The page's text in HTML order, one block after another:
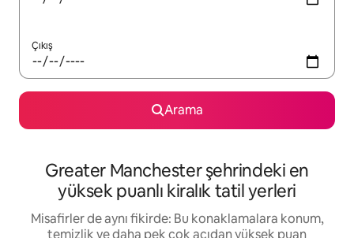
Çıkış
Arama
Greater Manchester şehrindeki en
yüksek puanlı kiralık tatil yerleri
Misafirler de aynı fikirde: Bu konaklamalara konum,
temizlik ve daha pek çok açıdan yüksek puan